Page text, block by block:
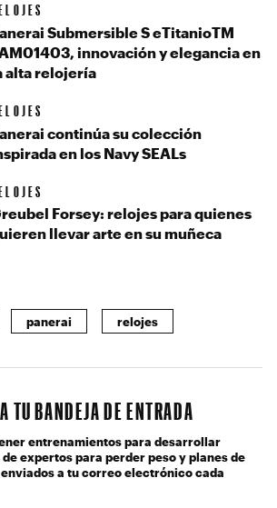
Submersible S eTitanioTM
innovación y elegancia en
alta relojería
continúa su colección
en los Navy SEALs
Forsey: relojes para quienes
llevar arte en su muñeca
panerai relojes
TU BANDEJA DE ENTRADA
entrenamientos para desarrollar
expertos para perder peso y planes de
a tu correo electrónico cada